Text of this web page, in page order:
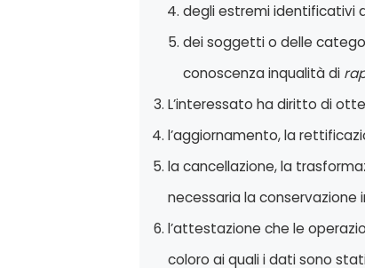
degli estremi identificativi
dei soggetti o delle
conoscenza inqualità di
L’interessato ha diritto di
l’aggiornamento, la
la cancellazione, la
necessaria la
l’attestazione che le
coloro ai quali i dati sono